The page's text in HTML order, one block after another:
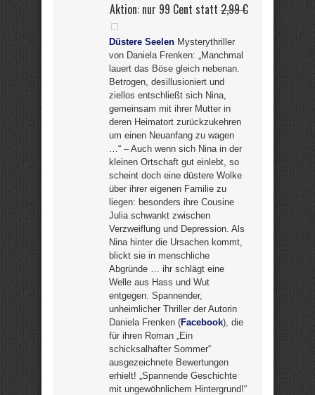
Aktion: nur 99 Cent statt2,99 €
Düstere Seelen Mysterythriller
von Daniela Frenken: „Manchmal
lauert das Böse gleich nebenan.
Betrogen, desillusioniert und
ziellos entschließt sich Nina,
gemeinsam mit ihrer Mutter in
deren Heimatort zurückzukehren
um einen Neuanfang zu wagen
…“ – Auch wenn sich Nina in der
kleinen Ortschaft gut einlebt, so
scheint doch eine düstere Wolke
über ihrer eigenen Familie zu
liegen: besonders ihre Cousine
Julia schwankt zwischen
Verzweiflung und Depression. Als
Nina hinter die Ursachen kommt,
blickt sie in menschliche
Abgründe … ihr schlägt eine
Welle aus Hass und Wut
entgegen. Spannender,
unheimlicher Thriller der Autorin
Daniela Frenken (Facebook), die
für ihren Roman „Ein
schicksalhafter Sommer“
ausgezeichnete Bewertungen
erhielt! „Spannende Geschichte
mit ungewöhnlichem Hintergrund!“